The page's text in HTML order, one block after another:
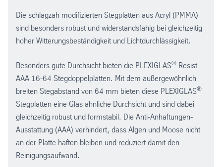
Die schlagzäh modifizierten Stegplatten aus Acryl (PMMA)
sind besonders robust und widerstandsfähig bei gleichzeitig
hoher Witterungsbeständigkeit und Lichtdurchlässigkeit.
Besonders gute Durchsicht bieten die PLEXIGLAS® Resist
AAA 16-64 Stegdoppelplatten. Mit dem außergewöhnlich
breiten Stegabstand von 64 mm bieten diese PLEXIGLAS®
Stegplatten eine Glas ähnliche Durchsicht und sind dabei
gleichzeitig robust und formstabil. Die Anti-Anhaftungen-
Ausstattung (AAA) verhindert, dass Algen und Moose nicht
an der Platte haften bleiben und reduziert damit den
Reinigungsaufwand.